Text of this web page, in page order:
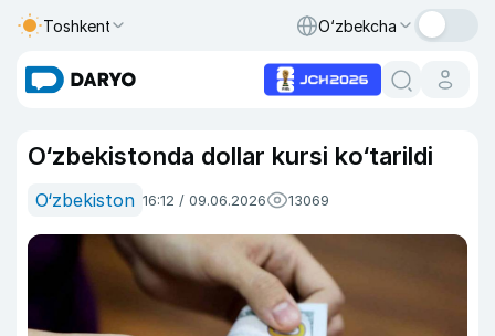
Toshkent O‘zbekcha
O‘zbekistonda dollar kursi ko‘tarildi
O‘zbekiston 16:12 / 09.06.2026 13069